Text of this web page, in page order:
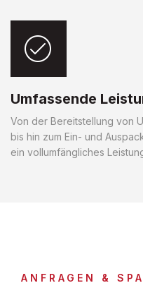
Umfassende
Von der Bereitstellung von
bis hin zum Ein- und
ein vollumfängliches
ANFRAGEN &